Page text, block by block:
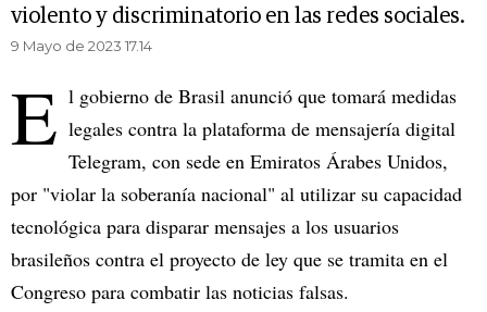
violento y discriminatorio en las redes sociales.
9 Mayo de 2023 17.14
E l gobierno de Brasil anunció que tomará medidas
legales contra la plataforma de mensajería digital
Telegram, con sede en Emiratos Árabes Unidos,
por "violar la soberanía nacional" al utilizar su capacidad
tecnológica para disparar mensajes a los usuarios
brasileños contra el proyecto de ley que se tramita en el
Congreso para combatir las noticias falsas.